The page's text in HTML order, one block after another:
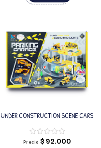
UNDER CONSTRUCTION SCENE CARS
Precio $92.000